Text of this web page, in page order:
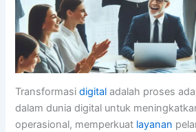
Transformasidigital adalah proses
dalam dunia digital untuk
operasional, memperkuat layanan